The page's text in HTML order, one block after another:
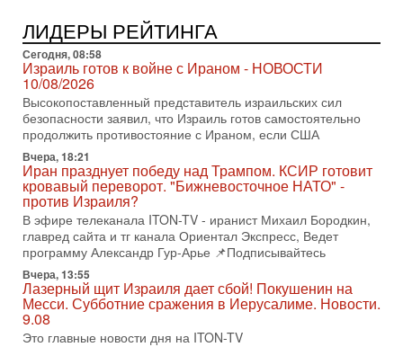
3-08-2026, 17:18
Хватит отменять атаки! ЦАХАЛ - не игрушка!
Израиль готов ударить по Ирану!
В эфире телеканала ITON-TV Григорий Тамар, офицер
ЦАХАЛа в отставке, писатель, журналист, военный историк.
Ведет программу Александр Гур-Арье.
3-08-2026, 15:23
Иран задыхается. КСИР готовит удар! Россия теряет
последних союзников. Путин - псих!
В эфире ITON-TV доктор Эльдар Намазов , историк,
политолог, в прошлом – помощник Президента
Азербайджана Гейдара Алиева . Ведет программу
Александр
3-08-2026, 11:09
Выборы в Израиле в опасности?! ШАБАК формирует
спецотдел
В этом выпуске мы разбираем одну из самых тревожных
тем израильской политики. Известно, что израильская
Служба общей безопасности (ШАБАК) создала
ЛИДЕРЫ РЕЙТИНГА
Сегодня, 08:58
Израиль готов к войне с Ираном - НОВОСТИ
10/08/2026
Высокопоставленный представитель израильских сил
безопасности заявил, что Израиль готов самостоятельно
продолжить противостояние с Ираном, если США
Вчера, 18:21
Иран празднует победу над Трампом. КСИР готовит
кровавый переворот. "Бижневосточное НАТО" -
против Израиля?
В эфире телеканала ITON-TV - иранист Михаил Бородкин,
главред сайта и тг канала Ориентал Экспресс, Ведет
программу Александр Гур-Арье 📌Подписывайтесь
Вчера, 13:55
Лазерный щит Израиля дает сбой! Покушенин на
Месси. Субботние сражения в Иерусалиме. Новости.
9.08
Это главные новости дня на ITON-TV